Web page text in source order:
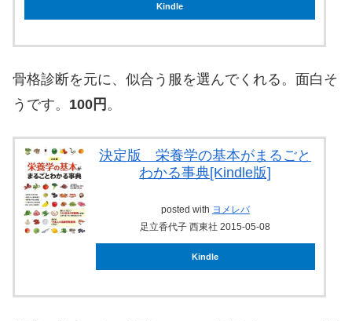
Kindle
骨格診断を元に、似合う服を選んでくれる。面白そ
うです。 100円 。
決定版 栄養学の基本がまるごと
わかる事典[Kindle版]
posted with ヨメレバ
足立香代子 西東社 2015-05-08
Kindle